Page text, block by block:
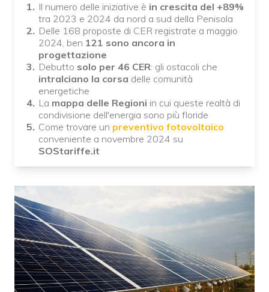
Il numero delle iniziative è in crescita del +89%
tra 2023 e 2024 da nord a sud della Penisola
Delle 168 proposte di CER registrate a maggio
2024, ben 121 sono ancora in
progettazione
Debutto solo per 46 CER: gli ostacoli che
intralciano la corsa delle comunità
energetiche
La mappa delle Regioni in cui queste realtà di
condivisione dell'energia sono più floride
Come trovare un preventivo fotovoltaico
conveniente a novembre 2024 su
SOStariffe.it